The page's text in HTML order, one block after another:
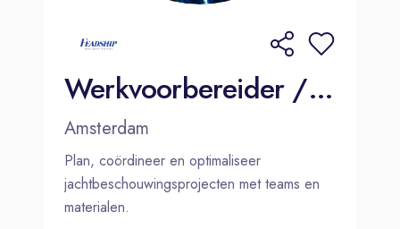
Werkvoorbereider / Planner Jachtschilderen | Amsterdam
Amsterdam
Plan, coördineer en optimaliseer
jachtbeschouwingsprojecten met teams en
materialen.